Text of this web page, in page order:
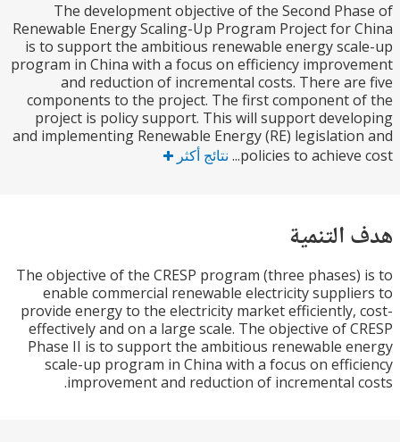
The development objective of the Second
Renewable Energy Scaling-Up Program Project for
is to support the ambitious renewable energy
program in China with a focus on efficiency
and reduction of incremental costs. There
components to the project. The first component
project is policy support. This will support
and implementing Renewable Energy (RE)
policies to
نتائج أكثر
The objective of the CRESP program (three
enable commercial renewable electricity
provide energy to the electricity market
effectively and on a large scale. The objective of
Phase II is to support the ambitious renewable
scale-up program in China with a focus on
improvement and reduction of incremental